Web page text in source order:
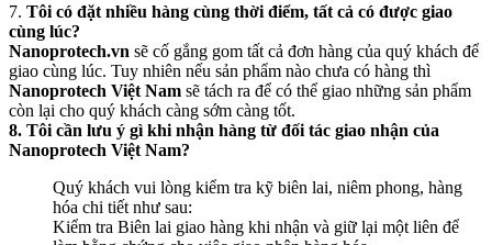
7. Tôi có đặt nhiều hàng cùng thời điểm, tất cả có được giao
cùng lúc?
Nanoprotech.vn sẽ cố gắng gom tất cả đơn hàng của quý khách để
giao cùng lúc. Tuy nhiên nếu sản phẩm nào chưa có hàng thì
Nanoprotech Việt Nam sẽ tách ra để có thể giao những sản phẩm
còn lại cho quý khách càng sớm càng tốt.
8. Tôi cần lưu ý gì khi nhận hàng từ đối tác giao nhận của
Nanoprotech Việt Nam?
Quý khách vui lòng kiểm tra kỹ biên lai, niêm phong, hàng
hóa chi tiết như sau:
Kiểm tra Biên lai giao hàng khi nhận và giữ lại một liên để